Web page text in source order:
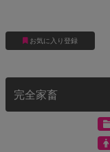
お気に入り登録
完全家畜